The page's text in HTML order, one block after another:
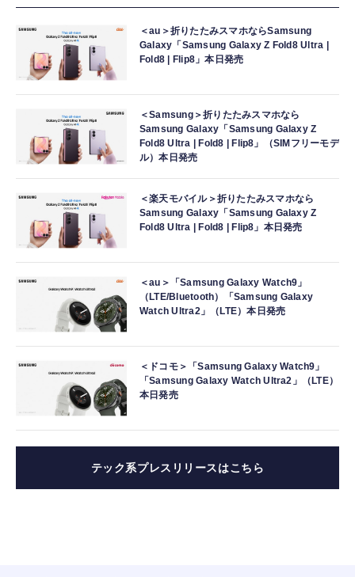
＜au＞折りたたみスマホならSamsung
Galaxy「Samsung Galaxy Z Fold8 Ultra |
Fold8 | Flip8」本日発売
＜Samsung＞折りたたみスマホなら
Samsung Galaxy「Samsung Galaxy Z
Fold8 Ultra | Fold8 | Flip8」（SIMフリーモデ
ル）本日発売
＜楽天モバイル＞折りたたみスマホなら
Samsung Galaxy「Samsung Galaxy Z
Fold8 Ultra | Fold8 | Flip8」本日発売
＜au＞「Samsung Galaxy Watch9」
（LTE/Bluetooth）「Samsung Galaxy
Watch Ultra2」（LTE）本日発売
＜ドコモ＞「Samsung Galaxy Watch9」
「Samsung Galaxy Watch Ultra2」（LTE）
本日発売
テック系プレスリリースはこちら